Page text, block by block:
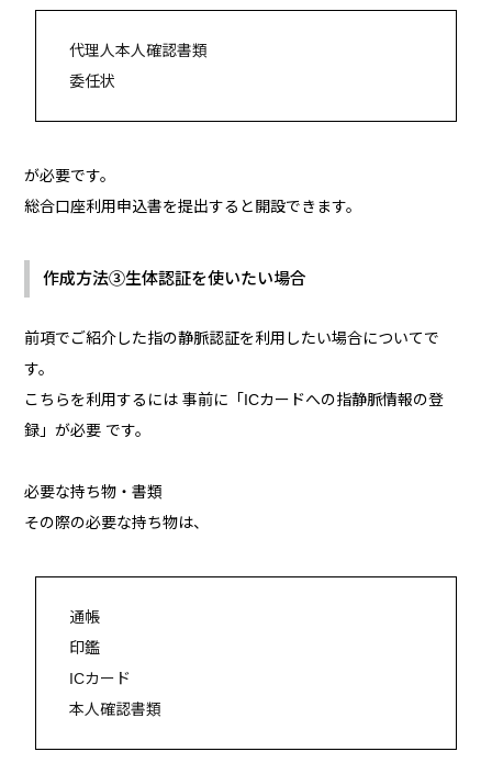
代理人本人確認書類
委任状
が必要です。
総合口座利用申込書を提出すると開設できます。
作成方法③生体認証を使いたい場合
前項でご紹介した指の静脈認証を利用したい場合についてで
す。
こちらを利用するには 事前に「ICカードへの指静脈情報の登
録」が必要 です。
必要な持ち物・書類
その際の必要な持ち物は、
通帳
印鑑
ICカード
本人確認書類